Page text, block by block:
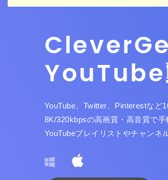
Clever
YouTube
YouTube、Twitter、Pinterestなど
8K/320kbpsの高画質・高音質で
YouTubeプレイリストやチャンネ